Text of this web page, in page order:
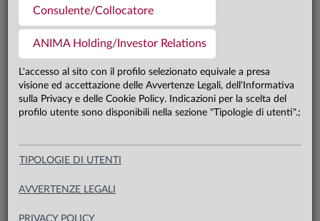
Consulente/Collocatore
ANIMA Holding/Investor Relations
L'accesso al sito con il profilo selezionato equivale a presa
visione ed accettazione delle Avvertenze Legali, dell'Informativa
sulla Privacy e delle Cookie Policy. Indicazioni per la scelta del
profilo utente sono disponibili nella sezione "Tipologie di utenti".;
TIPOLOGIE DI UTENTI
AVVERTENZE LEGALI
PRIVACY POLICY
Patrimonio fondo31.07.26
Patrimonio classe SI 31.07.26
Carta di identità
Linea
Macrocategoria
Domicilio
Data di avvio